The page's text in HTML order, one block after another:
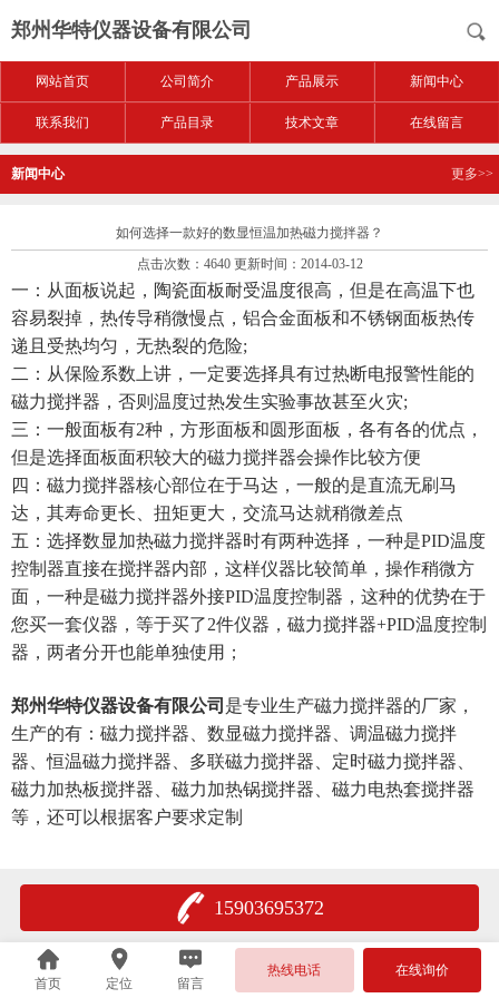
郑州华特仪器设备有限公司
网站首页 公司简介 产品展示 新闻中心
联系我们 产品目录 技术文章 在线留言
新闻中心 更多>>
如何选择一款好的数显恒温加热磁力搅拌器？
点击次数：4640 更新时间：2014-03-12
一：从面板说起，陶瓷面板耐受温度很高，但是在高温下也
容易裂掉，热传导稍微慢点，铝合金面板和不锈钢面板热传
递且受热均匀，无热裂的危险;
二：从保险系数上讲，一定要选择具有过热断电报警性能的
磁力搅拌器，否则温度过热发生实验事故甚至火灾;
三：一般面板有2种，方形面板和圆形面板，各有各的优点，
但是选择面板面积较大的磁力搅拌器会操作比较方便
四：磁力搅拌器核心部位在于马达，一般的是直流无刷马
达，其寿命更长、扭矩更大，交流马达就稍微差点
五：选择数显加热磁力搅拌器时有两种选择，一种是PID温度
控制器直接在搅拌器内部，这样仪器比较简单，操作稍微方
面，一种是磁力搅拌器外接PID温度控制器，这种的优势在于
您买一套仪器，等于买了2件仪器，磁力搅拌器+PID温度控制
器，两者分开也能单独使用；
郑州华特仪器设备有限公司 是专业生产磁力搅拌器的厂家，
生产的有：磁力搅拌器、数显磁力搅拌器、调温磁力搅拌
器、恒温磁力搅拌器、多联磁力搅拌器、定时磁力搅拌器、
磁力加热板搅拌器、磁力加热锅搅拌器、磁力电热套搅拌器
等，还可以根据客户要求定制
15903695372
首页 定位 留言
热线电话 在线询价